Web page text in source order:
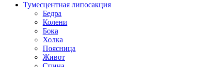
Тумесцентная липосакция
Бедра
Колени
Бока
Холка
Поясница
Живот